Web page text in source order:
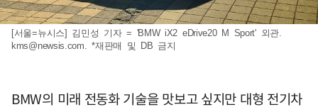
[서울=뉴시스] 김민성 기자 = 'BMW iX2 eDrive20 M Sport' 외관.
kms@newsis.com. *재판매 및 DB 금지
BMW의 미래 전동화 기술을 맛보고 싶지만 대형 전기차